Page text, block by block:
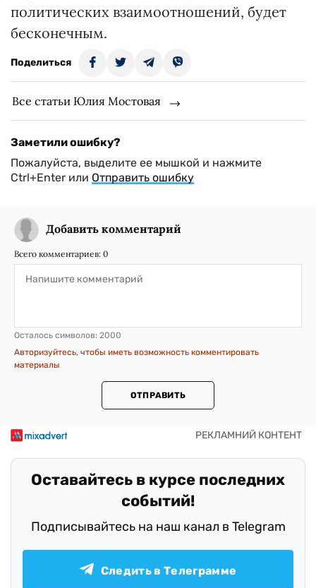
политических взаимоотношений, будет
бесконечным.
Поделиться
Все статьи Юлия Мостовая
Заметили ошибку?
Пожалуйста, выделите ее мышкой и нажмите
Ctrl+Enter или Отправить ошибку
Добавить комментарий
Всего комментариев: 0
Осталось символов: 2000
Авторизуйтесь, чтобы иметь возможность комментировать
материалы
ОТПРАВИТЬ
Оставайтесь в курсе последних
событий!
Подписывайтесь на наш канал в Telegram
Следить в Телеграмме